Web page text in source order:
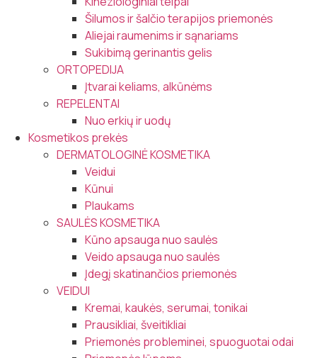
Šilumos ir šalčio terapijos priemonės
Aliejai raumenims ir sąnariams
Sukibimą gerinantis gelis
ORTOPEDIJA
Įtvarai keliams, alkūnėms
REPELENTAI
Nuo erkių ir uodų
Kosmetikos prekės
DERMATOLOGINĖ KOSMETIKA
Veidui
Kūnui
Plaukams
SAULĖS KOSMETIKA
Kūno apsauga nuo saulės
Veido apsauga nuo saulės
Įdegį skatinančios priemonės
VEIDUI
Kremai, kaukės, serumai, tonikai
Prausikliai, šveitikliai
Priemonės probleminei, spuoguotai odai